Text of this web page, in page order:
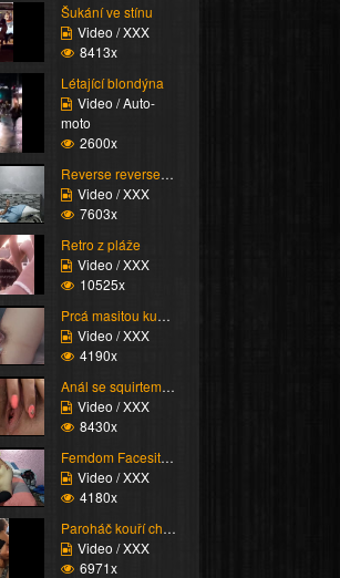
Šukání ve stínu
Video / XXX
8413x
Létající blondýna
Video / Auto-
moto
2600x
Reverse reverse cowgir...
Video / XXX
7603x
Retro z pláže
Video / XXX
10525x
Prcá masitou kundu
Video / XXX
4190x
Anál se squirtem nakon...
Video / XXX
8430x
Femdom Facesitting vol...
Video / XXX
4180x
Paroháč kouří chlapa
Video / XXX
6971x